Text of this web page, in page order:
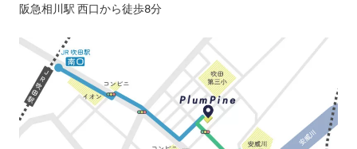
阪急相川駅 西口から徒歩8分